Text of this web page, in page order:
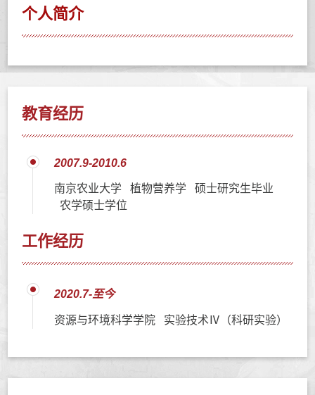
个人简介
教育经历
2007.9-2010.6
南京农业大学 植物营养学 硕士研究生毕业
农学硕士学位
工作经历
2020.7-至今
资源与环境科学学院 实验技术Ⅳ（科研实验）